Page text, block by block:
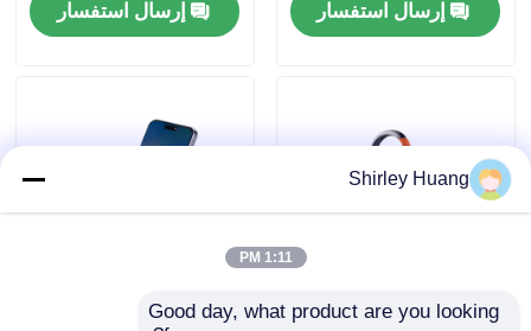
اتصل بنا
القضايا
لوحة مفاتيح وماوس كمبيوتر سلكي
إرسال استفسار
إرسال استفسار
5W BT5.4 مكبر صوت
سماعة بلوتوث مع شاحن
Shirley Huang
1:11 PM
Good day, what product are you looking